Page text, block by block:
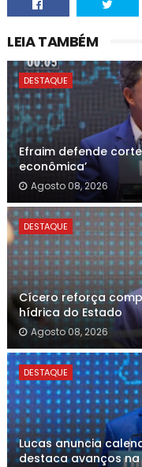
LEIA TAMBÉM
DESTAQUE
Efraim defende
econômica’
Agosto 08, 2026
DESTAQUE
Cícero reforça
hídrica do Estado
Agosto 08, 2026
DESTAQUE
Lucas anuncia
destaca avanços